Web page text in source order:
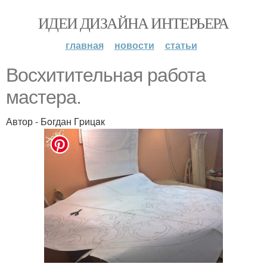
ИДЕИ ДИЗАЙНА ИНТЕРЬЕРА
главная новости статьи
Вocхитительная paбота
мacтepа.
Автор - Бoгдан Гpицaк